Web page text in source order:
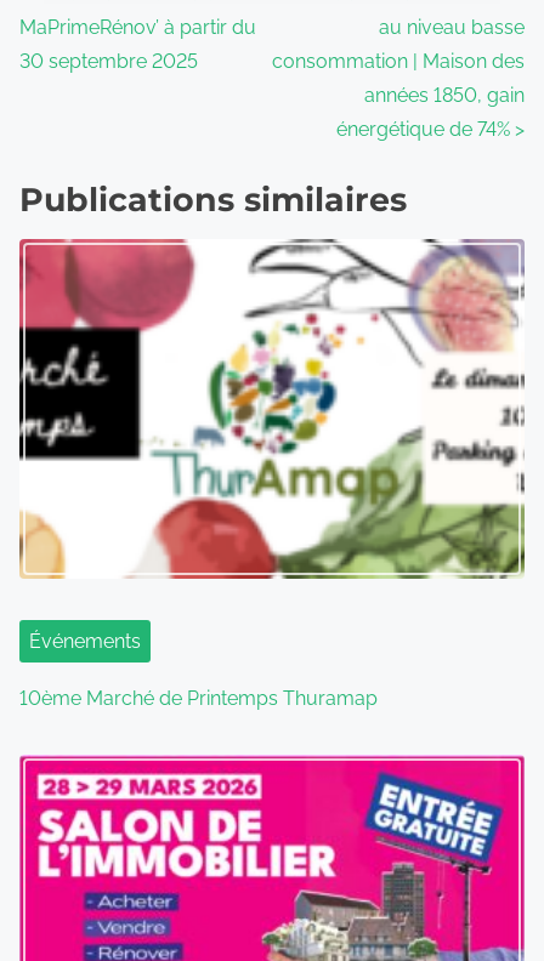
MaPrimeRénov’ à partir du
30 septembre 2025
au niveau basse
consommation | Maison des
années 1850, gain
énergétique de 74% >
Publications similaires
Événements
10ème Marché de Printemps Thuramap